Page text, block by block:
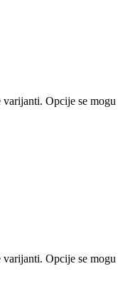
Opcije se mogu
Opcije se mogu